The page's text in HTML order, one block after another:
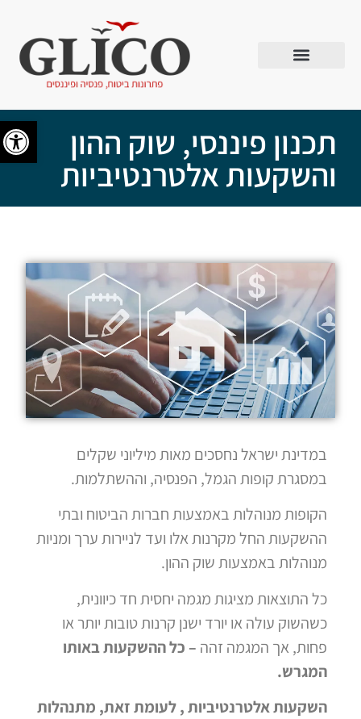
פתח תכנון פיננסי, שוק ההון
והשקעות אלטרנטיביות
במדינת ישראל נחסכים מאות מיליוני שקלים
במסגרת קופות הגמל, הפנסיה, וההשתלמות.
הקופות מנוהלות באמצעות חברות הביטוח ובתי
ההשקעות החל מקרנות אלו ועד לניירות ערך ומניות
מנוהלות באמצעות שוק ההון.
כל התוצאות מציגות מגמה יחסית חד כיוונית,
כשהשוק עולה או יורד ישנן קרנות טובות יותר או
פחות, אך המגמה זהה– כל ההשקעות באותו
המגרש.
השקעות אלטרנטיביות , לעומת זאת, מתנהלות